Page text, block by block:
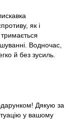
як і
Водночас,
й без зусиль.
Дякую за
у вашому